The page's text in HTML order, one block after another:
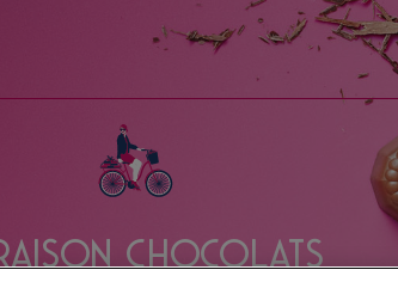
CHOCOLATS